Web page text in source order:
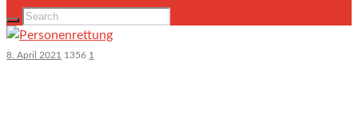
8. April 2021 1356 1